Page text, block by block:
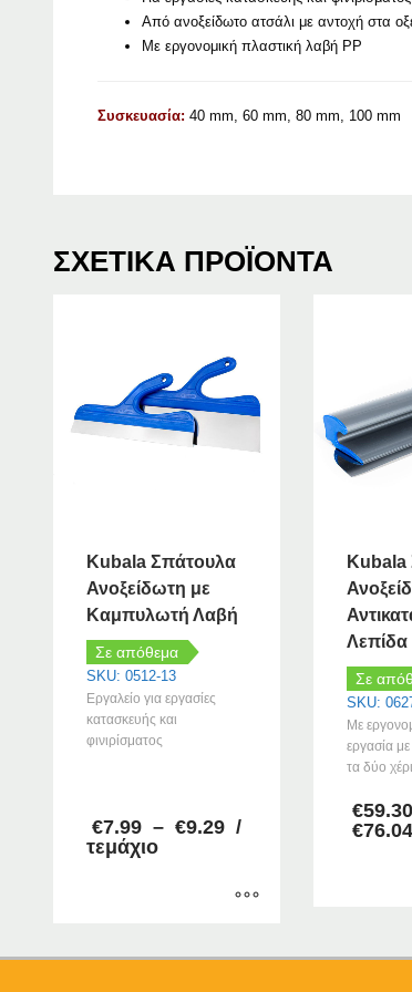
Από ανοξείδωτο ατσάλι με αντοχή στα
Με εργονομική πλαστική λαβή PP
Συσκευασία: 40 mm, 60 mm, 80 mm, 100 mm
ΣΧΕΤΙΚΆ ΠΡΟΪΌΝΤΑ
Kubala Σπάτουλα
Ανοξείδωτη με
Καμπυλωτή Λαβή
Σε απόθεμα
SKU: 0512-13
Εργαλείο για εργασίες
κατασκευής και
φινιρίσματος
€7.99 – €9.29 Price
through
/
τεμάχιο
το
Λεπίδα
Σε
SKU:
Με
εργασία
τα δύο
€59.30
€76.04